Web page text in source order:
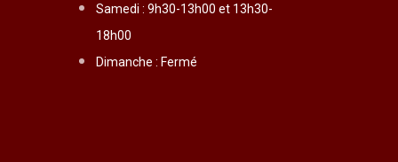
Samedi : 9h30-13h00 et 13h30-
18h00
Dimanche : Fermé